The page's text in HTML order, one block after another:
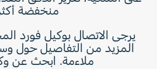
منخفضة
يرجى الاتصال بوكيل فورد
المزيد من التفاصيل حول
ملاءمة. ابحث عن